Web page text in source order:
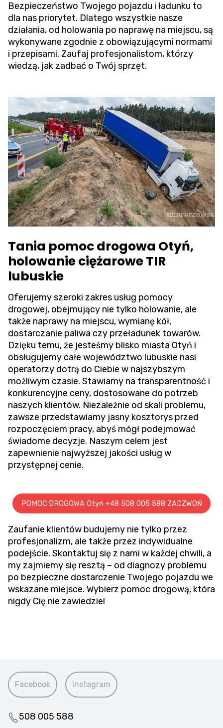
Bezpieczeństwo Twojego pojazdu i ładunku to
dla nas priorytet. Dlatego wszystkie nasze
działania, od holowania po naprawę na miejscu, są
wykonywane zgodnie z obowiązującymi normami
i przepisami. Zaufaj profesjonalistom, którzy
wiedzą, jak zadbać o Twój sprzęt.
Tania pomoc drogowa Otyń,
holowanie ciężarowe TIR
lubuskie
Oferujemy szeroki zakres usług pomocy
drogowej, obejmujący nie tylko holowanie, ale
także naprawy na miejscu, wymianę kół,
dostarczanie paliwa czy przeładunek towarów.
Dzięku temu, że jesteśmy blisko miasta Otyń i
obsługujemy całe województwo lubuskie nasi
operatorzy dotrą do Ciebie w najszybszym
możliwym czasie. Stawiamy na transparentność i
konkurencyjne ceny, dostosowane do potrzeb
naszych klientów. Niezależnie od skali problemu,
zawsze przedstawiamy jasny kosztorys przed
rozpoczęciem pracy, abyś mógł podejmować
świadome decyzje. Naszym celem jest
zapewnienie najwyższej jakości usług w
przystępnej cenie.
POMOC DROGOWA Otyń +48 508 005 588 ZADZWOŃ
Zaufanie klientów budujemy nie tylko przez
profesjonalizm, ale także przez indywidualne
podejście. Skontaktuj się z nami w każdej chwili, a
my zajmiemy się resztą – od diagnozy problemu
po bezpieczne dostarczenie Twojego pojazdu we
wskazane miejsce. Wybierz pomoc drogową, która
nigdy Cię nie zawiedzie!
Facebook Instagram
508 005 588